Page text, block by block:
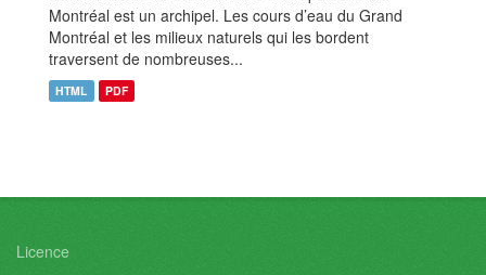
Montréal est un archipel. Les cours d’eau du Grand
Montréal et les milieux naturels qui les bordent
traversent de nombreuses...
HTML PDF
Licence